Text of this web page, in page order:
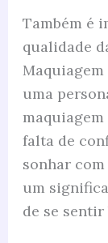
Também é
qualidade
uma
falta de
sonhar
um
de se